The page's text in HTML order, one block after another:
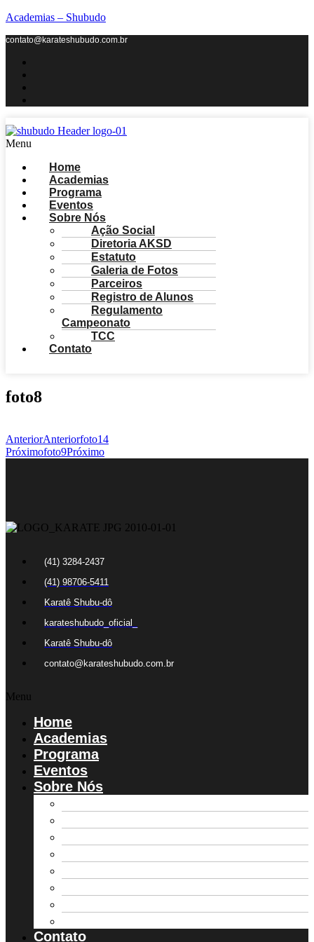
Academias – Shubudo
contato@karateshubudo.com.br
Menu
Home
Academias
Programa
Eventos
Sobre Nós
Ação Social
Diretoria AKSD
Estatuto
Galeria de Fotos
Parceiros
Registro de Alunos
Regulamento
Campeonato
TCC
Contato
foto8
AnteriorAnteriorfoto14
Próximofoto9Próximo
(41) 3284-2437
(41) 98706-5411
Karatê Shubu-dô
karateshubudo_oficial_
Karatê Shubu-dô
contato@karateshubudo.com.br
Menu
Home
Academias
Programa
Eventos
Sobre Nós
Contato